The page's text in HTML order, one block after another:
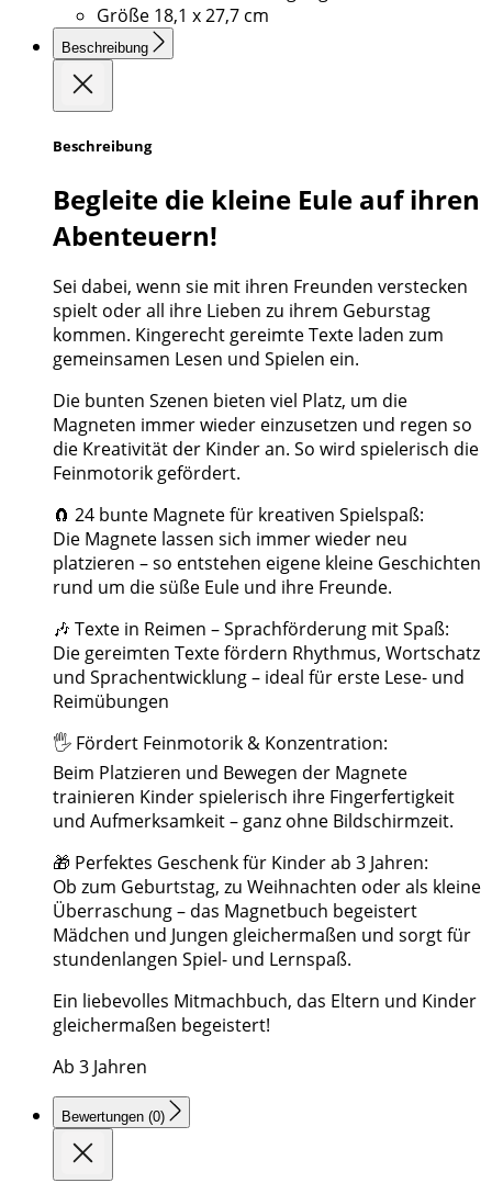
Größe 18,1 x 27,7 cm
Beschreibung
Beschreibung
Begleite die kleine Eule auf ihren
Abenteuern!
Sei dabei, wenn sie mit ihren Freunden verstecken
spielt oder all ihre Lieben zu ihrem Geburstag
kommen. Kingerecht gereimte Texte laden zum
gemeinsamen Lesen und Spielen ein.
Die bunten Szenen bieten viel Platz, um die
Magneten immer wieder einzusetzen und regen so
die Kreativität der Kinder an. So wird spielerisch die
Feinmotorik gefördert.
🧲 24 bunte Magnete für kreativen Spielspaß:
Die Magnete lassen sich immer wieder neu
platzieren – so entstehen eigene kleine Geschichten
rund um die süße Eule und ihre Freunde.
🎶 Texte in Reimen – Sprachförderung mit Spaß:
Die gereimten Texte fördern Rhythmus, Wortschatz
und Sprachentwicklung – ideal für erste Lese- und
Reimübungen
🖐️ Fördert Feinmotorik & Konzentration:
Beim Platzieren und Bewegen der Magnete
trainieren Kinder spielerisch ihre Fingerfertigkeit
und Aufmerksamkeit – ganz ohne Bildschirmzeit.
🎁 Perfektes Geschenk für Kinder ab 3 Jahren:
Ob zum Geburtstag, zu Weihnachten oder als kleine
Überraschung – das Magnetbuch begeistert
Mädchen und Jungen gleichermaßen und sorgt für
stundenlangen Spiel- und Lernspaß.
Ein liebevolles Mitmachbuch, das Eltern und Kinder
gleichermaßen begeistert!
Ab 3 Jahren
Bewertungen (0)